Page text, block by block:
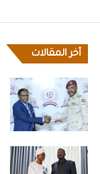
أخر المقالات